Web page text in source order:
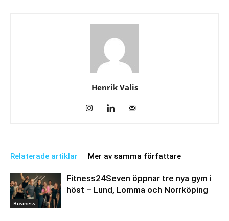
Henrik Valis
Relaterade artiklar Mer av samma författare
Business
Fitness24Seven öppnar tre nya gym i
höst – Lund, Lomma och Norrköping